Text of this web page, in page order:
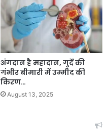
अंगदान है महादान, गुर्दे की
गंभीर बीमारी में उम्मीद की
किरण…
August 13, 2025